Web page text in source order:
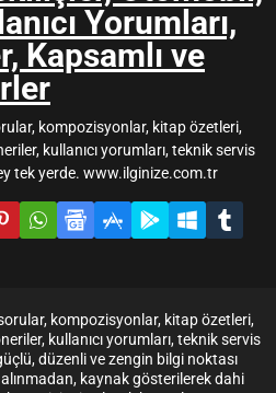
kompozisyonlar, kitap özetleri,
kullanıcı yorumları, teknik servis
tek yerde. www.ilginize.com.tr
sorular, kompozisyonlar, kitap özetleri,
kullanıcı yorumları, teknik servis
düzenli ve zengin bilgi noktası
kaynak gösterilerek dahi